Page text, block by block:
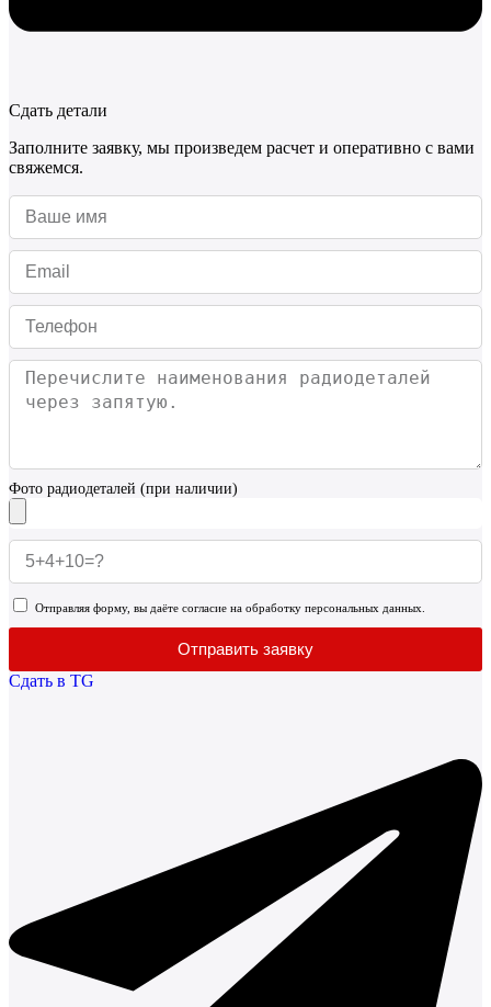
Сдать детали
Заполните заявку, мы произведем расчет и оперативно с вами
свяжемся.
Фото радиодеталей (при наличии)
Отправляя форму, вы даёте согласие на обработку персональных данных.
Отправить заявку
Сдать в TG